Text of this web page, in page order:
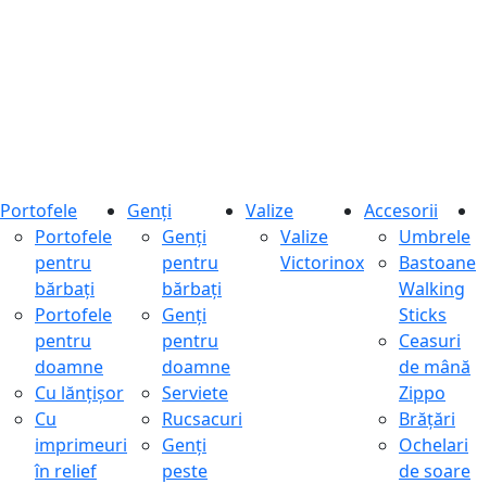
Portofele
Portofele
pentru
bărbați
Portofele
pentru
doamne
Cu lănțișor
Cu
imprimeuri
în relief
Genți
Genți
pentru
bărbați
Genți
pentru
doamne
Serviete
Rucsacuri
Genți
peste
Valize
Valize
Victorinox
Accesorii
Umbrele
Bastoane
Walking
Sticks
Ceasuri
de mână
Zippo
Brățări
Ochelari
de soare